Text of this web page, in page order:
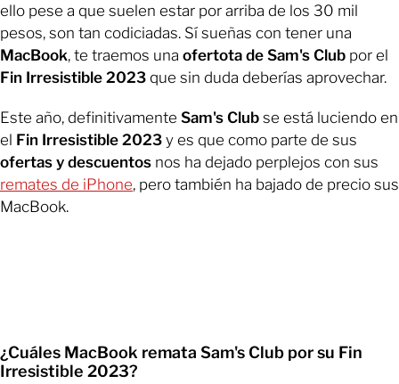
ello pese a que suelen estar por arriba de los 30 mil
pesos, son tan codiciadas. Sí sueñas con tener una
MacBook, te traemos una ofertota de Sam's Club por el
Fin Irresistible 2023 que sin duda deberías aprovechar.
Este año, definitivamente Sam's Club se está luciendo en
el Fin Irresistible 2023 y es que como parte de sus
ofertas y descuentos nos ha dejado perplejos con sus
remates de iPhone, pero también ha bajado de precio sus
MacBook.
¿Cuáles MacBook remata Sam's Club por su Fin
Irresistible 2023?